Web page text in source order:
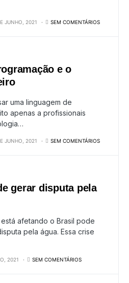
JUNHO, 2021 SEM COMENTÁRIOS
e o
uma linguagem de
apenas a profissionais
JUNHO, 2021 SEM COMENTÁRIOS
gerar disputa pela
afetando o Brasil pode
pela água. Essa crise
2021 SEM COMENTÁRIOS